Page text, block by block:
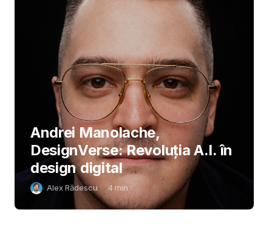
Andrei Manolache,
DesignVerse: Revoluția A.I. în
design digital
Alex Rădescu 4 min